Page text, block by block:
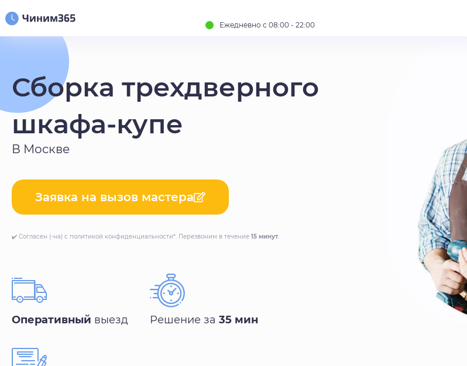
Ежедневно с 08:00 - 22:00
Сборка трехдверного
шкафа-купе
В Москве
Заявка на вызов мастера
✔️ Согласен (-на) с политикой конфиденциальности*. Перезвоним в течение 15 минут.
Оперативный выезд Решение за 35 мин